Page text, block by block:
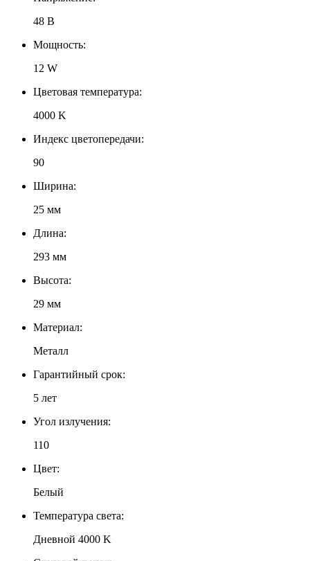
48 В
Мощность:
12 W
Цветовая температура:
4000 K
Индекс цветопередачи:
90
Ширина:
25 мм
Длина:
293 мм
Высота:
29 мм
Материал:
Металл
Гарантийный срок:
5 лет
Угол излучения:
110
Цвет:
Белый
Температура света:
Дневной 4000 K